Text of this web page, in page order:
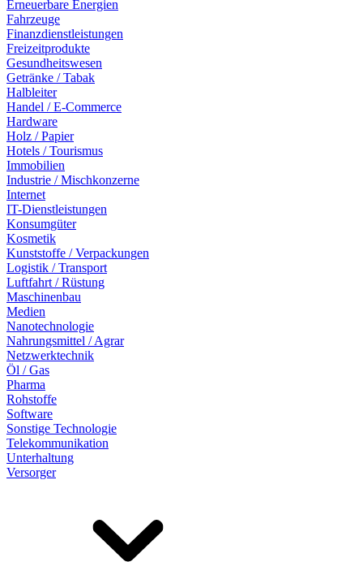
Erneuerbare Energien
Fahrzeuge
Finanzdienstleistungen
Freizeitprodukte
Gesundheitswesen
Getränke / Tabak
Halbleiter
Handel / E-Commerce
Hardware
Holz / Papier
Hotels / Tourismus
Immobilien
Industrie / Mischkonzerne
Internet
IT-Dienstleistungen
Konsumgüter
Kosmetik
Kunststoffe / Verpackungen
Logistik / Transport
Luftfahrt / Rüstung
Maschinenbau
Medien
Nanotechnologie
Nahrungsmittel / Agrar
Netzwerktechnik
Öl / Gas
Pharma
Rohstoffe
Software
Sonstige Technologie
Telekommunikation
Unterhaltung
Versorger